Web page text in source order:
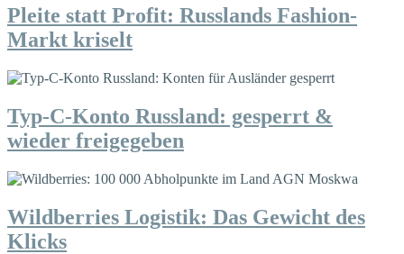
Pleite statt Profit: Russlands Fashion-
Markt kriselt
Typ-C-Konto Russland: gesperrt &
wieder freigegeben
Wildberries Logistik: Das Gewicht des
Klicks